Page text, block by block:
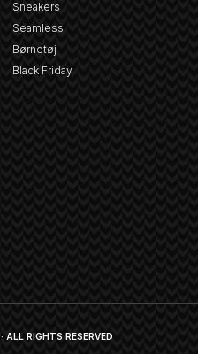
Sneakers
Seamless
Børnetøj
Black Friday
· ALL RIGHTS RESERVED